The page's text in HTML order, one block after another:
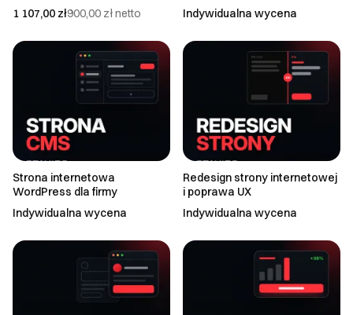
1 107,00 zł900,00 złnetto
Indywidualna wycena
Strona internetowa
WordPress dla firmy
Indywidualna wycena
Redesign strony internetowej
i poprawa UX
Indywidualna wycena